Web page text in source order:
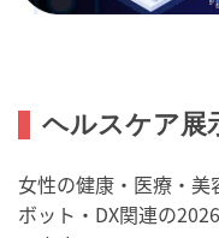
ヘルスケア展
女性の健康・医療・美
ボット・DX関連の